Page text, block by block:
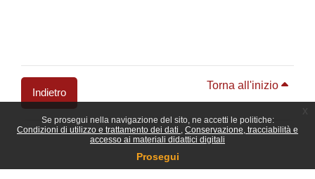
Se prosegui nella navigazione del sito, ne accetti le politiche:
Condizioni di utilizzo e trattamento dei dati
Conservazione, tracciabilità e
accesso ai materiali didattici digitali
Prosegui
Indietro
Torna all'inizio
Blocchi